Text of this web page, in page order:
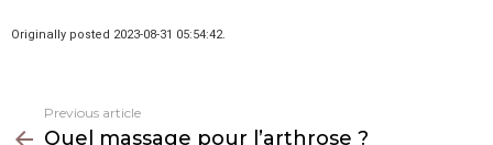
Originally posted 2023-08-31 05:54:42.
more
Previous article
Quel massage pour l’arthrose ?